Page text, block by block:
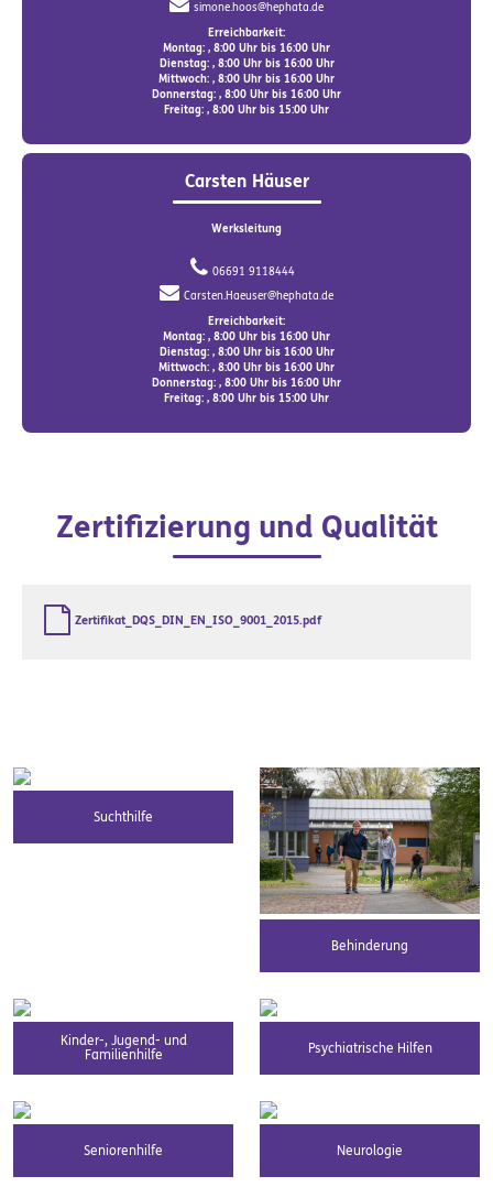
simone.hoos@hephata.de
Erreichbarkeit:
Montag: , 8:00 Uhr bis 16:00 Uhr
Dienstag: , 8:00 Uhr bis 16:00 Uhr
Mittwoch: , 8:00 Uhr bis 16:00 Uhr
Donnerstag: , 8:00 Uhr bis 16:00 Uhr
Freitag: , 8:00 Uhr bis 15:00 Uhr
Carsten Häuser
Werksleitung
06691 9118444
Carsten.Haeuser@hephata.de
Erreichbarkeit:
Montag: , 8:00 Uhr bis 16:00 Uhr
Dienstag: , 8:00 Uhr bis 16:00 Uhr
Mittwoch: , 8:00 Uhr bis 16:00 Uhr
Donnerstag: , 8:00 Uhr bis 16:00 Uhr
Freitag: , 8:00 Uhr bis 15:00 Uhr
Zertifizierung und Qualität
Zertifikat_DQS_DIN_EN_ISO_9001_2015.pdf
Suchthilfe
Behinderung
Kinder-, Jugend- und
Familienhilfe
Psychiatrische Hilfen
Seniorenhilfe Neurologie